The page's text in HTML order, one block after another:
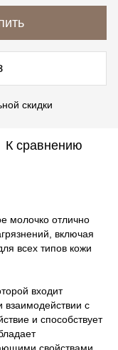
скидки
К сравнению
молочко отлично
включая
всех типов кожи
входит
взаимодействии с
и способствует
свойствами.